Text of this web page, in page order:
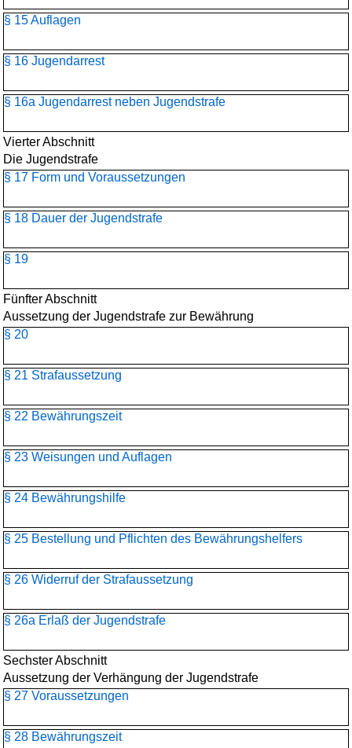
§ 15 Auflagen
§ 16 Jugendarrest
§ 16a Jugendarrest neben Jugendstrafe
Vierter Abschnitt
Die Jugendstrafe
§ 17 Form und Voraussetzungen
§ 18 Dauer der Jugendstrafe
§ 19
Fünfter Abschnitt
Aussetzung der Jugendstrafe zur Bewährung
§ 20
§ 21 Strafaussetzung
§ 22 Bewährungszeit
§ 23 Weisungen und Auflagen
§ 24 Bewährungshilfe
§ 25 Bestellung und Pflichten des Bewährungshelfers
§ 26 Widerruf der Strafaussetzung
§ 26a Erlaß der Jugendstrafe
Sechster Abschnitt
Aussetzung der Verhängung der Jugendstrafe
§ 27 Voraussetzungen
§ 28 Bewährungszeit